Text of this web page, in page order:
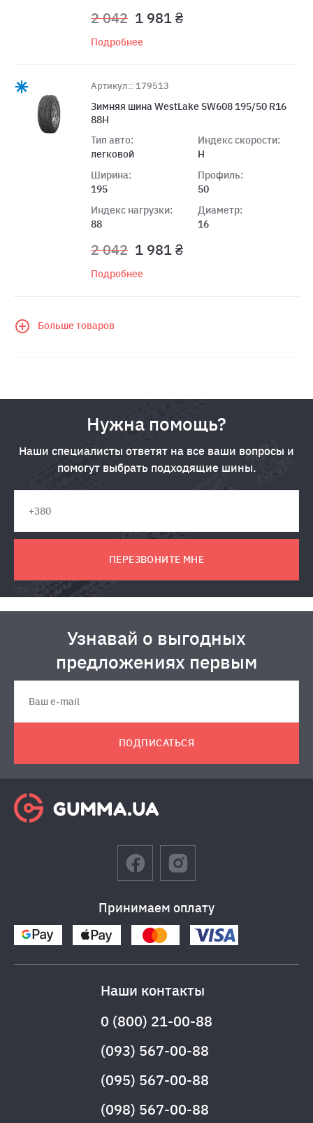
2 042 1 981 ₴
Подробнее
Артикул:: 179513
Зимняя шина WestLake SW608 195/50 R16
88H
Тип авто:
легковой
Ширина:
195
Индекс нагрузки:
88
Индекс скорости:
H
Профиль:
50
Диаметр:
16
2 042 1 981 ₴
Подробнее
Больше товаров
Нужна помощь?
Наши специалисты ответят на все ваши вопросы и
помогут выбрать подходящие шины.
ПЕРЕЗВОНИТЕ МНЕ
Узнавай о выгодных
предложениях первым
ПОДПИСАТЬСЯ
Принимаем оплату
Наши контакты
0 (800) 21-00-88
(093) 567-00-88
(095) 567-00-88
(098) 567-00-88